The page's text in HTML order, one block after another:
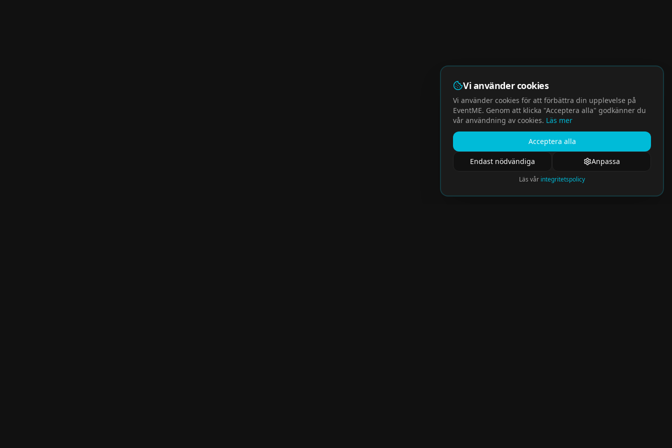
Vi använder cookies
Vi använder cookies för att förbättra din upplevelse på
EventME. Genom att klicka "Acceptera alla" godkänner du
vår användning av cookies. Läs mer
Acceptera alla
Endast nödvändiga Anpassa
Läs vår integritetspolicy